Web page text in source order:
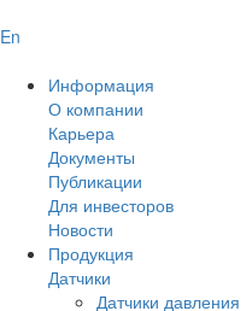
En
Информация
О компании
Карьера
Документы
Публикации
Для инвесторов
Новости
Продукция
Датчики
Датчики давления